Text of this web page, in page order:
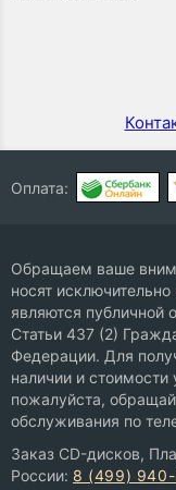
Оплата:
Обращаем ваше
носят
являются публичной
Статьи 437 (2)
Федерации. Для
наличии и стоимости
пожалуйста,
обслуживания по
Заказ CD-дисков,
России: 8 (499)